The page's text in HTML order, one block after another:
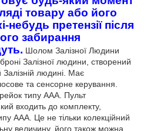
товару або його
небудь претензії після
забирання
Шолом Залізної Людини
Залізної людини, створений
людині. Має
та сенсорне керування.
типу ААА. Пульт
входить до комплекту,
ААА. Це не тільки колекційний
величину, його також можна